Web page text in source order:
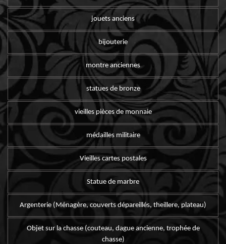
jouets anciens
bijouterie
montre anciennes
statues de bronze
vieilles pièces de monnaie
médailles militaire
Vieilles cartes postales
Statue de marbre
Argenterie (Ménagère, couverts dépareillés, theillere, plateau)
Objet sur la chasse (couteau, dague ancienne, trophée de
chasse)